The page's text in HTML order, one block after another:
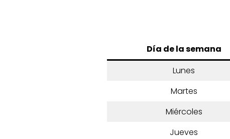
Día de la semana
Lunes
Martes
Miércoles
Jueves